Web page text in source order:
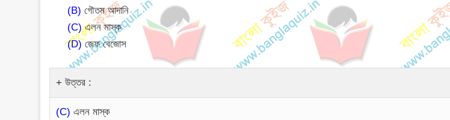
(B) গৌতম আদানি
(C)এলন মাস্ক
(D)জেফ বেজোস
উত্তর :
(C) এলন মাস্ক